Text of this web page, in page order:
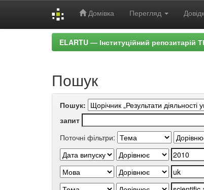
Домівка Перегляд
ELARTU — Інституційний репозитарій
Пошук
Пошук:
запит
Поточні фільтри: